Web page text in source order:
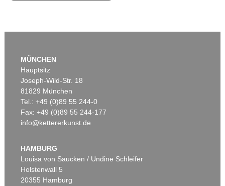
MÜNCHEN
Hauptsitz
Joseph-Wild-Str. 18
81829 München
Tel.: +49 (0)89 55 244-0
Fax: +49 (0)89 55 244-177
info@kettererkunst.de
HAMBURG
Louisa von Saucken / Undine Schleifer
Holstenwall 5
20355 Hamburg